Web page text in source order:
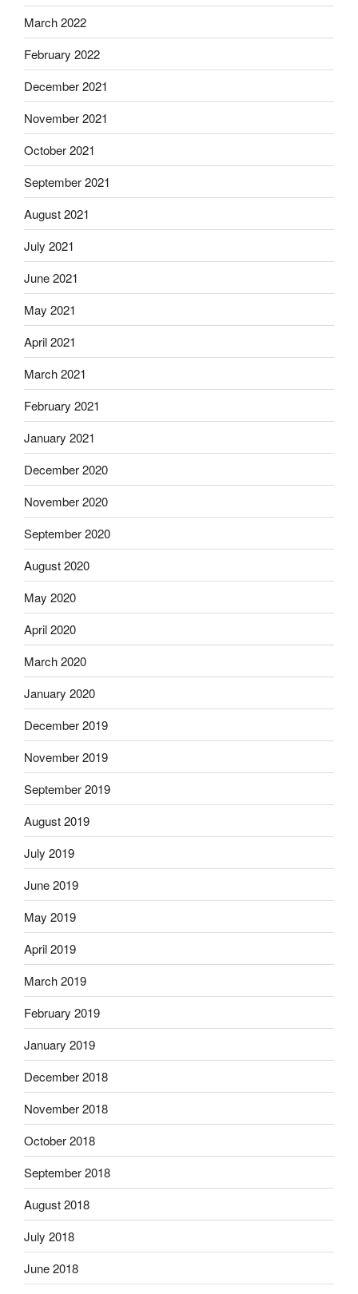
March 2022
February 2022
December 2021
November 2021
October 2021
September 2021
August 2021
July 2021
June 2021
May 2021
April 2021
March 2021
February 2021
January 2021
December 2020
November 2020
September 2020
August 2020
May 2020
April 2020
March 2020
January 2020
December 2019
November 2019
September 2019
August 2019
July 2019
June 2019
May 2019
April 2019
March 2019
February 2019
January 2019
December 2018
November 2018
October 2018
September 2018
August 2018
July 2018
June 2018